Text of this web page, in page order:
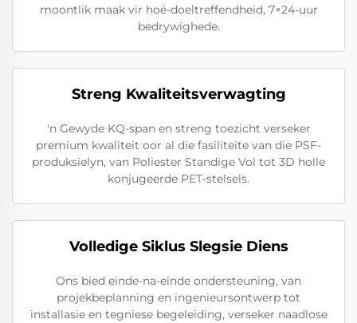
moontlik maak vir hoë-doeltreffendheid, 7×24-uur
bedrywighede.
Streng Kwaliteitsverwagting
'n Gewyde KQ-span en streng toezicht verseker
premium kwaliteit oor al die fasiliteite van die PSF-
produksielyn, van Poliester Standige Vol tot 3D holle
konjugeerde PET-stelsels.
Volledige Siklus Slegsie Diens
Ons bied einde-na-einde ondersteuning, van
projekbeplanning en ingenieursontwerp tot
installasie en tegniese begeleiding, verseker naadlose